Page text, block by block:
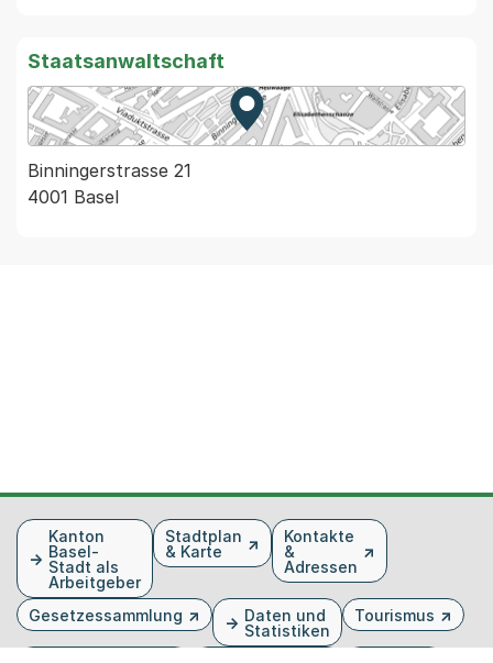
Staatsanwaltschaft
Zur Karte von MapBS.
Externer Link, wird in einem
Binningerstrasse 21
4001 Basel
FusszeileKanton
Basel-
Stadt als
Arbeitgeber
Stadtplan
& Karte
Kontakte
&
Adressen
Gesetzessammlung
Daten und
Statistiken
Tourismus